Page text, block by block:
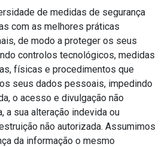
de medidas de segurança
com as melhores práticas
de modo a proteger os seus
controlos tecnológicos, medidas
físicas e procedimentos que
seus dados pessoais, impedindo
o acesso e divulgação não
a sua alteração indevida ou
não autorizada. Assumimos
da informação o mesmo